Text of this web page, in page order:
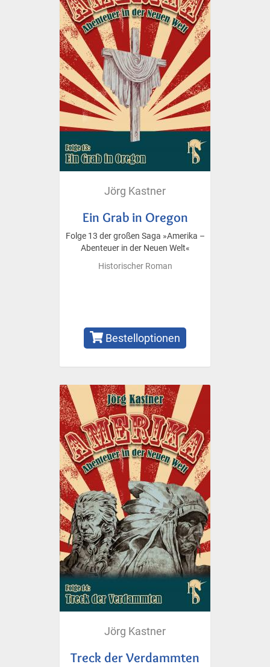
Jörg Kastner
Ein Grab in Oregon
Folge 13 der großen Saga »Amerika –
Abenteuer in der Neuen Welt«
Historischer Roman
Bestelloptionen
Jörg Kastner
Treck der Verdammten